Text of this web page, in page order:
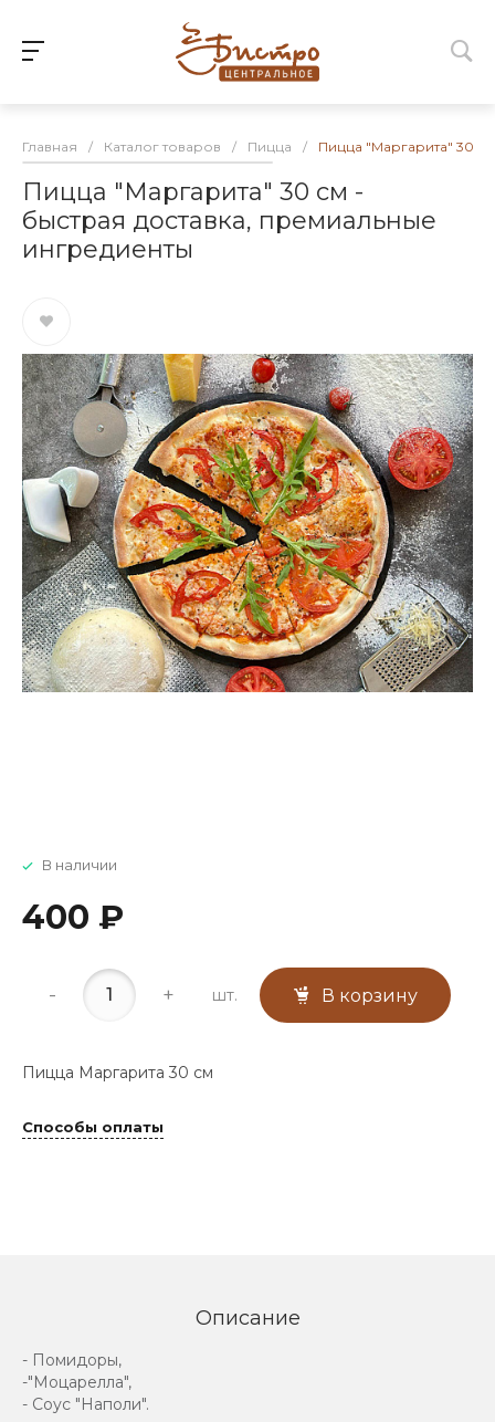
Главная / Каталог товаров / Пицца / Пицца "Маргарита" 30
Пицца "Маргарита" 30 см -
быстрая доставка, премиальные
ингредиенты
В наличии
400 ₽
- + шт. В корзину
Пицца Маргарита 30 см
Способы оплаты
Описание
- Помидоры,
-"Моцарелла",
- Соус "Наполи".